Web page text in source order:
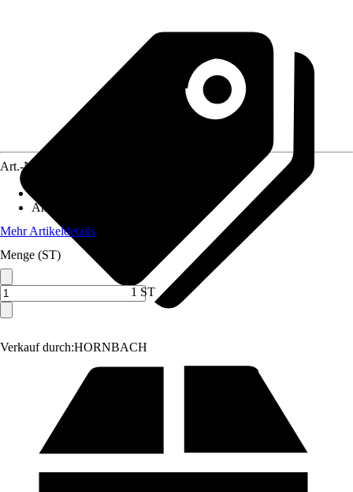
Verkauf durch:HORNBACH
Art.-Nr.
Anwendungsbereich
Aquariumfilter
Mehr Artikeldetails
Menge (ST)
1 ST